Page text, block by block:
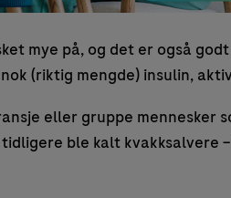
mye på, og det er også
(riktig mengde) insulin,
eller gruppe mennesker
ble kalt kvakksalvere